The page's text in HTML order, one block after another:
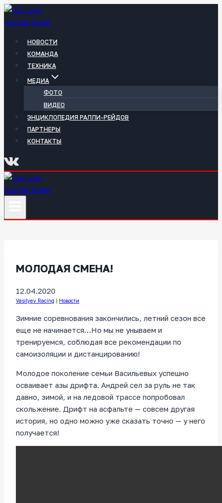
Перейти
к
НОВОСТИ
КОМАНДА
ТЕХНИКА
МЕДИА
ФОТО
ВИДЕО
ЭНЦИКЛОПЕДИЯ РАЛЛИ-РЕЙДОВ
ПАРТНЕРЫ
КОНТАКТЫ
МОЛОДАЯ СМЕНА!
12.04.2020
Vasilyev Racing | Новости
Зимние соревнования закончились, летний сезон все
еще не начинается…Но мы не унываем и
тренируемся, соблюдая все рекомендации по
самоизоляции и дистанцированию!
Молодое поколение семьи Васильевых успешно
осваивает азы дрифта. Андрей сел за руль не так
давно, зимой, и на ледовой трассе попробовал
скольжение. Дрифт на асфальте — совсем другая
история, но одно можно уже сказать точно — у него
получается!